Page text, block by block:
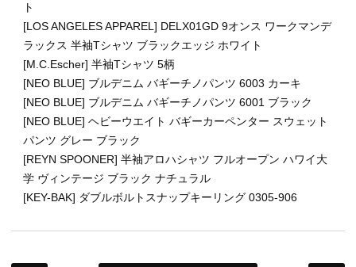
ト
[LOS ANGELES APPAREL] DELX01GD 9オンス ワークマンデ
ラックス 半袖Tシャツ ブラックエッジ ホワイト
[M.C.Escher] 半袖Tシャツ 5柄
[NEO BLUE] ブルデニム バギーチノパンツ 6003 カーキ
[NEO BLUE] ブルデニム バギーチノパンツ 6001 ブラック
[NEO BLUE] ヘビーウエイト バギーカーペンター スウェット
パンツ グレー ブラック
[REYN SPOONER] 半袖アロハシャツ フルオープン ハワイ大
学 ヴィンテージ ブラック ナチュラル
[KEY-BAK] ダブルボルトスナップキーリング 0305-906